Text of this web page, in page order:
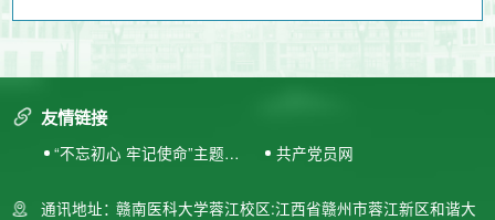
友情链接
“不忘初心 牢记使命”主题教
共产党员网
通讯地址：赣南医科大学蓉江校区:江西省赣州市蓉江新区和谐大